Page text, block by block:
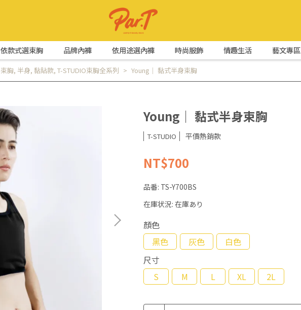
依款式選束胸 品牌內褲 依用途選內褲 時尚服飾 情趣生活 藝文專區
胸, 半身, 黏貼款, T-STUDIO束胸全系列 Young｜ 黏式半身束胸
Young｜ 黏式半身束胸
T-STUDIO 平價熱銷款
NT$700
品番: TS-Y700BS
在庫状況: 在庫あり
顏色
黑色
灰色
白色
尺寸
S
M L XL 2L